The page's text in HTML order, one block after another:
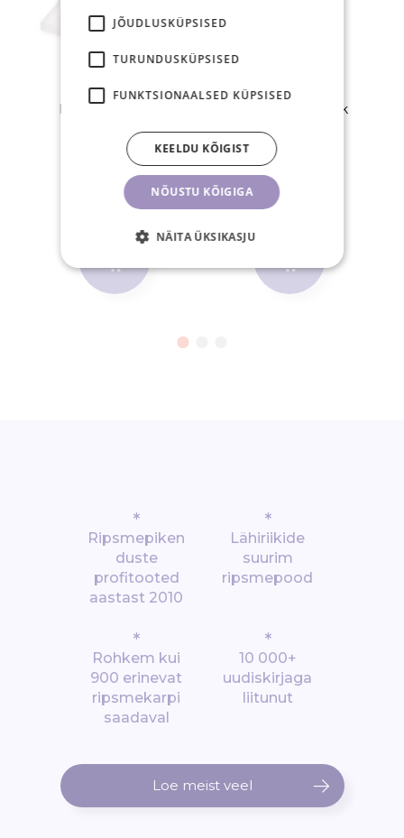
Klaasist ripsme- ja
5,90 €
TK
Liimisõrmus 100tk
9,20 €
*
Ripsmepiken
duste
profitooted
aastast 2010
*
Lähiriikide
suurim
ripsmepood
*
Rohkem kui
900 erinevat
ripsmekarpi
saadaval
*
10 000+
uudiskirjaga
liitunut
Loe meist veel
JÕUDLUSKÜPSISED
TURUNDUSKÜPSISED
FUNKTSIONAALSED KÜPSISED
NÕUSTU KÕIGIGA
KEELDU KÕIGIST
NÄITA ÜKSIKASJU